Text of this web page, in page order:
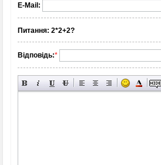
E-Mail:
Питання: 2*2+2?
Відповідь:*